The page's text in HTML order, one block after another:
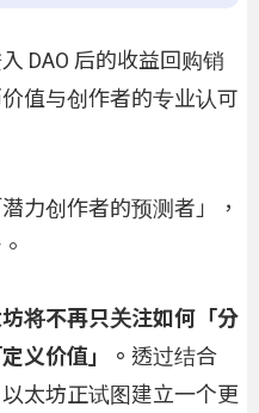
DAO 后的收益回购销
值与创作者的专业认可
力创作者的预测者」，
将不再只关注如何「分
义价值」。 透过结合
太坊正试图建立一个更